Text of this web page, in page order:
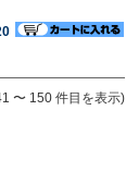
〜 150 件目を表示)